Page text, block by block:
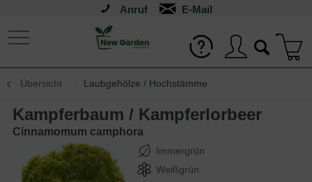
Anruf
Übersicht Laubgehölze / Hochstämme
Kampferbaum / Kampferlorbeer
Cinnamomum camphora
Immergrün
Weißgrün